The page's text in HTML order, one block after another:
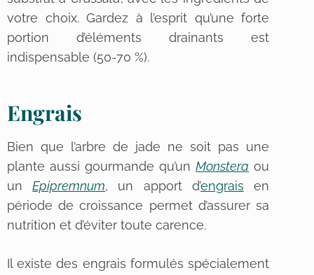
votre choix. Gardez à l’esprit qu’une forte
portion d’éléments drainants est
indispensable (50-70 %).
Engrais
Bien que l’arbre de jade ne soit pas une
plante aussi gourmande qu’unMonstera ou
unEpipremnum, un apport d’engrais en
période de croissance permet d’assurer sa
nutrition et d’éviter toute carence.
Il existe des engrais formulés spécialement